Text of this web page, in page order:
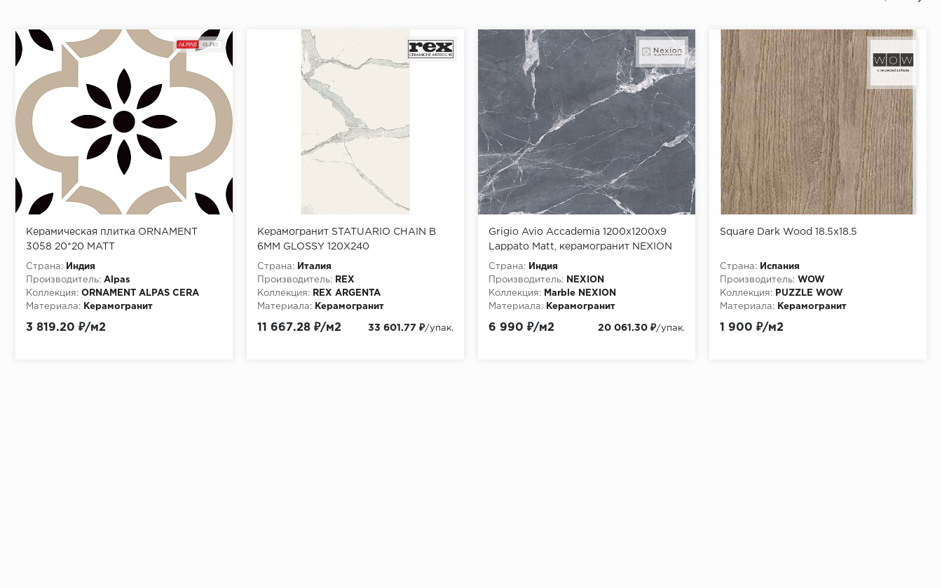
Одобрение за 1-2 минуты
Срок предоставления кредита от 3 до 36 месяцев Срок предоставления рассрочки от 3 до 10 месяцев
Достаточно только паспорта
Керамическая плитка ORNAMENT
3058 20*20 MATT
Страна:
Индия
Производитель: Alpas
Коллекция: ORNAMENT ALPAS CERA
Материала:
Керамогранит
3 819.20 ₽/м2
Керамогранит STATUARIO CHAIN B
6MM GLOSSY 120X240
Страна:
Италия
Производитель:
REX
Коллекция:
REX ARGENTA
Материала:
Керамогранит
11 667.28 ₽/м2 33 601.77 ₽/упак.
Grigio Avio Accademia 1200х1200х9
Lappato Matt, керамогранит NEXION
Страна:
Индия
Производитель:
NEXION
Коллекция:
Marble NEXION
Материала:
Керамогранит
6 990 ₽/м2 20 061.30 ₽/упак.
Square Dark Wood 18.5x18.5
Страна:
Испания
Производитель: WOW
Коллекция:
PUZZLE WOW
Материала:
Керамогранит
1 900 ₽/м2